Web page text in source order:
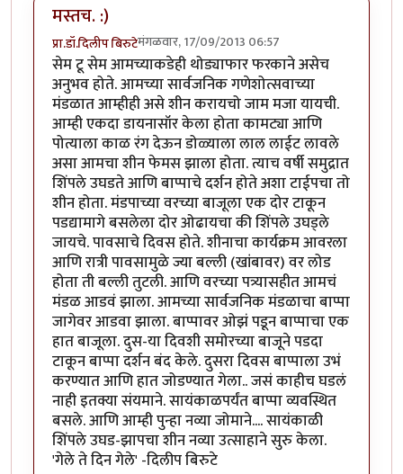
मस्तच. :)
प्रा.डॉ.दिलीप बिरुटेमंगळवार, 17/09/2013 06:57
सेम टू सेम आमच्याकडेही थोड्याफार फरकाने असेच
अनुभव होते. आमच्या सार्वजनिक गणेशोत्सवाच्या
मंडळात आम्हीही असे शीन करायचो जाम मजा यायची.
आम्ही एकदा डायनासॉर केला होता कामट्या आणि
पोत्याला काळ रंग देऊन डोळ्याला लाल लाईट लावले
असा आमचा शीन फेमस झाला होता. त्याच वर्षी समुद्रात
शिंपले उघडते आणि बाप्पाचे दर्शन होते अशा टाईपचा तो
शीन होता. मंडपाच्या वरच्या बाजूला एक दोर टाकून
पडद्यामागे बसलेला दोर ओढायचा की शिंपले उघड्ले
जायचे. पावसाचे दिवस होते. शीनाचा कार्यक्रम आवरला
आणि रात्री पावसामुळे ज्या बल्ली (खांबावर) वर लोड
होता ती बल्ली तुटली. आणि वरच्या पत्र्यासहीत आमचं
मंडळ आडवं झाला. आमच्या सार्वजनिक मंडळाचा बाप्पा
जागेवर आडवा झाला. बाप्पावर ओझं पडून बाप्पाचा एक
हात बाजूला. दुस-या दिवशी समोरच्या बाजूने पडदा
टाकून बाप्पा दर्शन बंद केले. दुसरा दिवस बाप्पाला उभं
करण्यात आणि हात जोडण्यात गेला.. जसं काहीच घडलं
नाही इतक्या संयमाने. सायंकाळपर्यंत बाप्पा व्यवस्थित
बसले. आणि आम्ही पुन्हा नव्या जोमाने.... सायंकाळी
शिंपले उघड-झापचा शीन नव्या उत्साहाने सुरु केला.
'गेले ते दिन गेले' -दिलीप बिरुटे